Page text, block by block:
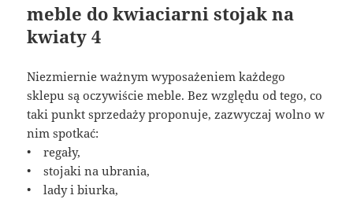
meble do kwiaciarni stojak na
kwiaty 4
Niezmiernie ważnym wyposażeniem każdego
sklepu są oczywiście meble. Bez względu od tego, co
taki punkt sprzedaży proponuje, zazwyczaj wolno w
nim spotkać:
• regały,
• stojaki na ubrania,
• lady i biurka,